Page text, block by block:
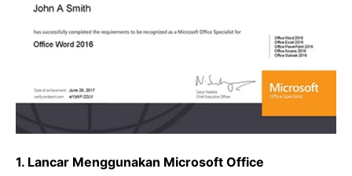
1. Lancar Menggunakan Microsoft Office